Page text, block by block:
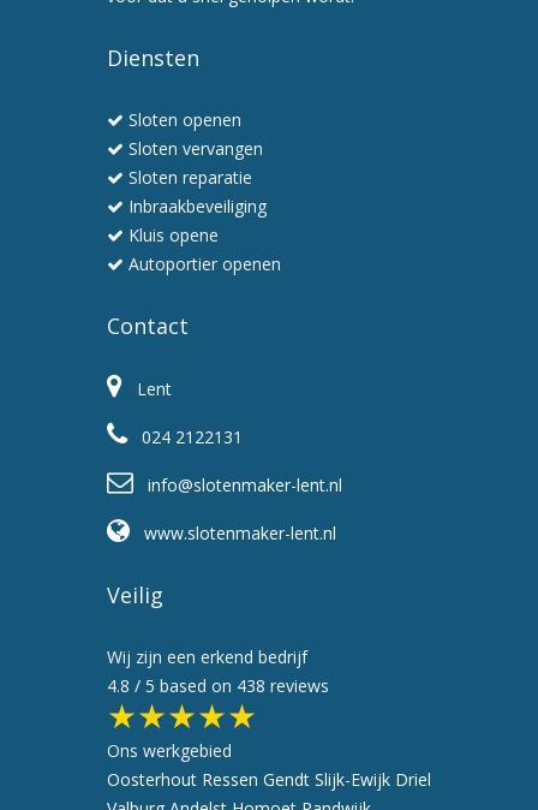
Diensten
Sloten openen
Sloten vervangen
Sloten reparatie
Inbraakbeveiliging
Kluis opene
Autoportier openen
Contact
Lent
024 2122131
info@slotenmaker-lent.nl
www.slotenmaker-lent.nl
Veilig
Wij zijn een erkend bedrijf
4.8 / 5 based on 438 reviews
★★★★★
Ons werkgebied
Oosterhout Ressen Gendt Slijk-Ewijk Driel